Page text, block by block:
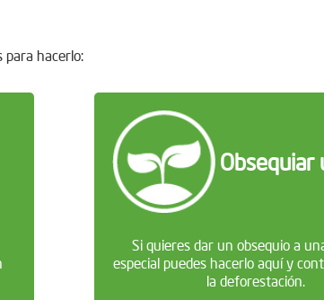
para hacerlo:
Obsequiar
Si quieres dar un obsequio a
especial puedes hacerlo aquí y
la deforestación.